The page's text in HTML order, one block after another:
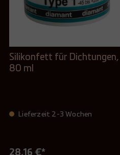
Silikonfett für Dichtungen,
80 ml
Lieferzeit 2-3 Wochen
28,16 €*